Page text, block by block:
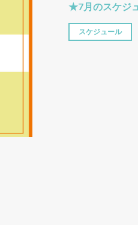
★7月のスケジ
スケジュール